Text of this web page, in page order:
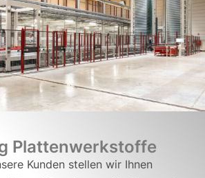
Plattenwerkstoffe
Kunden stellen wir Ihnen